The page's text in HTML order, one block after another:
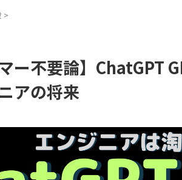
>
ー不要論】ChatGPT
アの将来